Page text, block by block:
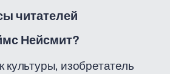
читателей
Нейсмит?
культуры, изобретатель